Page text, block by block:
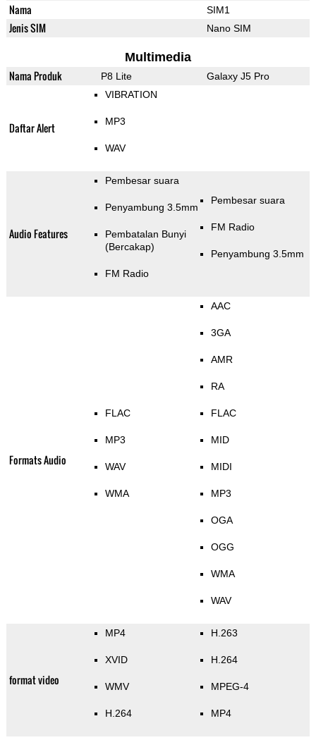
Nama SIM1
Jenis SIM Nano SIM
Multimedia
Nama Produk P8 Lite Galaxy J5 Pro
Daftar Alert
VIBRATION
MP3
WAV
Audio Features
Pembesar suara
Penyambung 3.5mm
Pembatalan Bunyi
(Bercakap)
FM Radio
Pembesar suara
FM Radio
Penyambung 3.5mm
Formats Audio
FLAC
MP3
WAV
WMA
AAC
3GA
AMR
RA
FLAC
MID
MIDI
MP3
OGA
OGG
WMA
WAV
format video
MP4
XVID
WMV
H.264
H.263
H.264
MPEG-4
MP4